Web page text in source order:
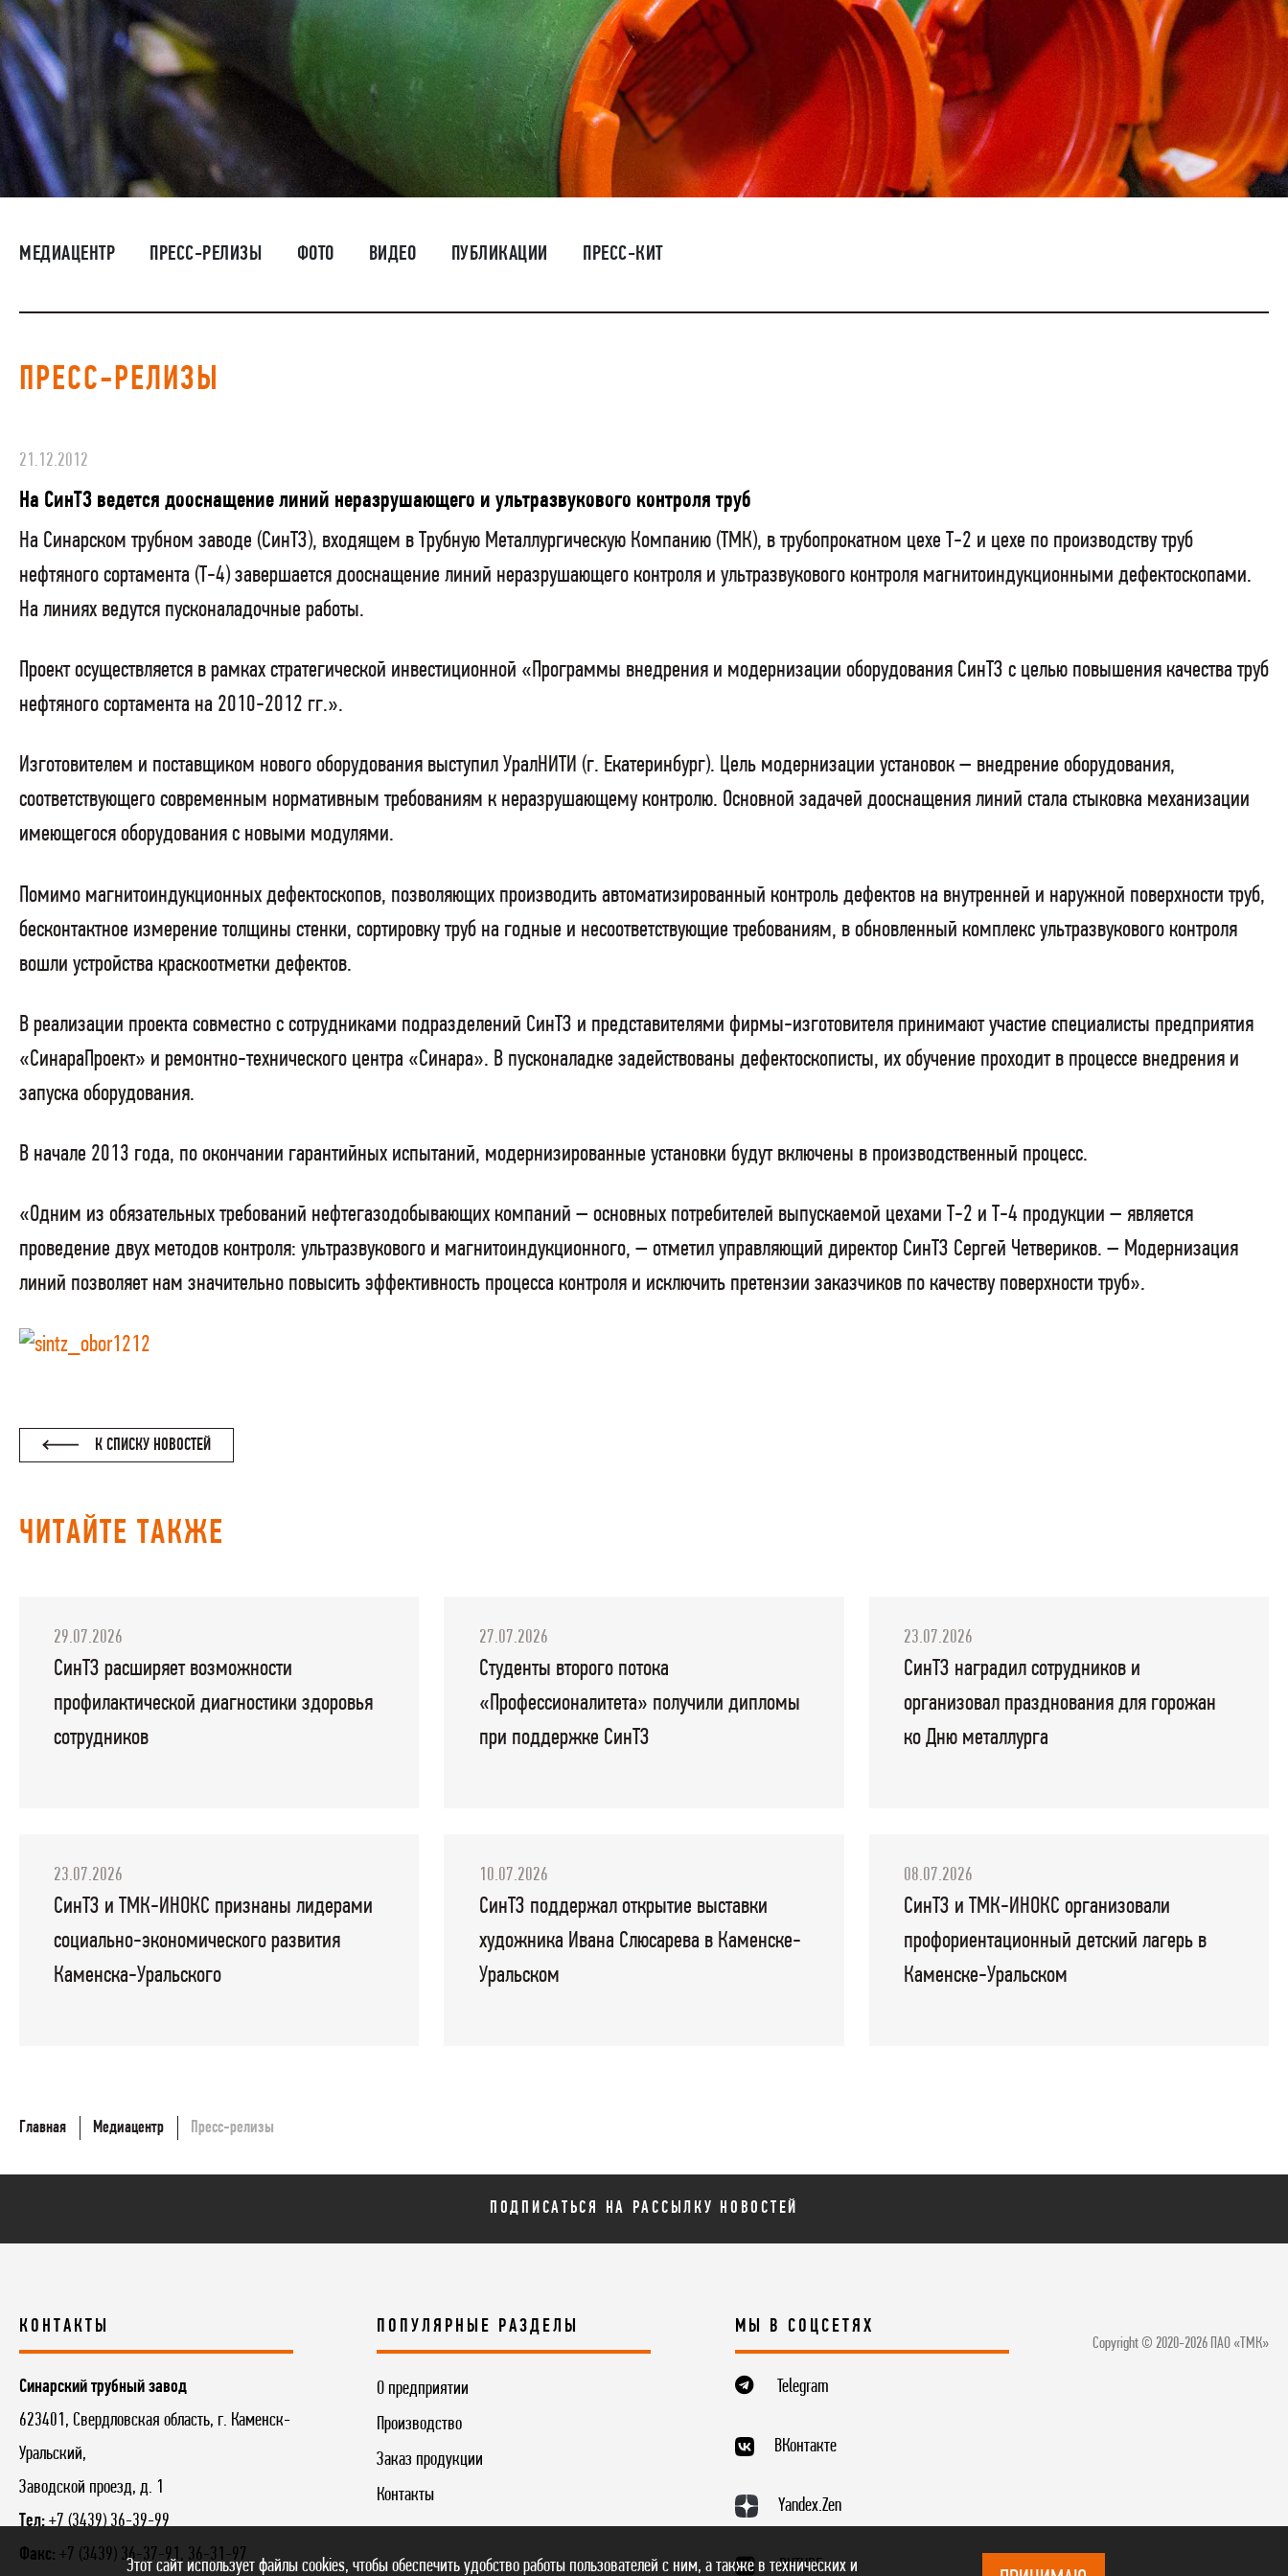
МЕДИАЦЕНТР ПРЕСС-РЕЛИЗЫ ФОТО ВИДЕО ПУБЛИКАЦИИ ПРЕСС-КИТ
ПРЕСС-РЕЛИЗЫ
21.12.2012
На СинТЗ ведется дооснащение линий неразрушающего и ультразвукового контроля труб
На Синарском трубном заводе (СинТЗ), входящем в Трубную Металлургическую Компанию (ТМК), в трубопрокатном цехе Т-2 и цехе по производству труб
нефтяного сортамента (Т-4) завершается дооснащение линий неразрушающего контроля и ультразвукового контроля магнитоиндукционными дефектоскопами.
На линиях ведутся пусконаладочные работы.
Проект осуществляется в рамках стратегической инвестиционной «Программы внедрения и модернизации оборудования СинТЗ с целью повышения качества труб
нефтяного сортамента на 2010-2012 гг.».
Изготовителем и поставщиком нового оборудования выступил УралНИТИ (г. Екатеринбург). Цель модернизации установок – внедрение оборудования,
соответствующего современным нормативным требованиям к неразрушающему контролю. Основной задачей дооснащения линий стала стыковка механизации
имеющегося оборудования с новыми модулями.
Помимо магнитоиндукционных дефектоскопов, позволяющих производить автоматизированный контроль дефектов на внутренней и наружной поверхности труб,
бесконтактное измерение толщины стенки, сортировку труб на годные и несоответствующие требованиям, в обновленный комплекс ультразвукового контроля
вошли устройства краскоотметки дефектов.
В реализации проекта совместно с сотрудниками подразделений СинТЗ и представителями фирмы-изготовителя принимают участие специалисты предприятия
«СинараПроект» и ремонтно-технического центра «Синара». В пусконаладке задействованы дефектоскописты, их обучение проходит в процессе внедрения и
запуска оборудования.
В начале 2013 года, по окончании гарантийных испытаний, модернизированные установки будут включены в производственный процесс.
«Одним из обязательных требований нефтегазодобывающих компаний – основных потребителей выпускаемой цехами Т-2 и Т-4 продукции – является
проведение двух методов контроля: ультразвукового и магнитоиндукционного, – отметил управляющий директор СинТЗ Сергей Четвериков. – Модернизация
линий позволяет нам значительно повысить эффективность процесса контроля и исключить претензии заказчиков по качеству поверхности труб».
К СПИСКУ НОВОСТЕЙ
ЧИТАЙТЕ ТАКЖЕ
29.07.2026
СинТЗ расширяет возможности
профилактической диагностики здоровья
сотрудников
27.07.2026
Студенты второго потока
«Профессионалитета» получили дипломы
при поддержке СинТЗ
23.07.2026
СинТЗ наградил сотрудников и
организовал празднования для горожан
ко Дню металлурга
23.07.2026
СинТЗ и ТМК-ИНОКС признаны лидерами
социально-экономического развития
Каменска-Уральского
10.07.2026
СинТЗ поддержал открытие выставки
художника Ивана Слюсарева в Каменске-
Уральском
08.07.2026
СинТЗ и ТМК-ИНОКС организовали
профориентационный детский лагерь в
Каменске-Уральском
Главная Медиацентр Пресс-релизы
ПОДПИСАТЬСЯ НА РАССЫЛКУ НОВОСТЕЙ
КОНТАКТЫ
Синарский трубный завод
623401, Свердловская область, г. Каменск-
Уральский,
Заводской проезд, д. 1
Тел: +7 (3439) 36-39-99
Факс: +7 (3439) 36-37-91, 36-31-97
ПОПУЛЯРНЫЕ РАЗДЕЛЫ
О предприятии
Производство
Заказ продукции
Контакты
МЫ В СОЦСЕТЯХ
Telegram
ВКонтакте
Yandex.Zen
RUTUBE
Copyright © 2020-2026 ПАО «ТМК»
Этот сайт использует файлы cookies, чтобы обеспечить удобство работы пользователей с ним, а также в технических и